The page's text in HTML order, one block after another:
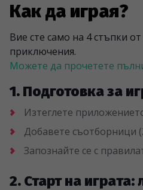
Как да играя?
Вие сте само на 4 стъпки
приключения.
Можете да прочетете
1. Подготовка за
Изтеглете
Добавете съотборници
Запознайте се с
2. Старт на